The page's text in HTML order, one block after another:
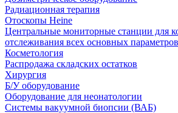
Радиационная терапия
Отоскопы Heine
Центральные мониторные станции для
отслеживания всех основных параметров
Косметология
Распродажа складских остатков
Хирургия
Б/У оборудование
Оборудование для неонатологии
Системы вакуумной биопсии (ВАБ)